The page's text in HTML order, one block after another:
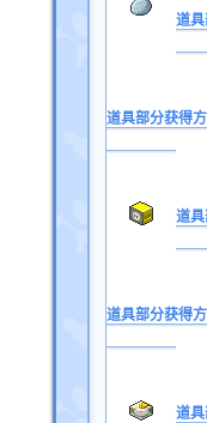
道具
道具部分获得方
道具
道具部分获得方
道具